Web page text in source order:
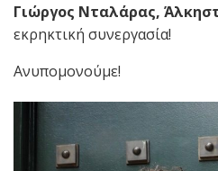
Γιώργος Νταλάρας,
εκρηκτική συνεργασία!
Ανυπομονούμε!